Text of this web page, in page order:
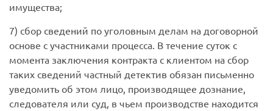
имущества;
7) сбор сведений по уголовным делам на договорной
основе с участниками процесса. В течение суток с
момента заключения контракта с клиентом на сбор
таких сведений частный детектив обязан письменно
уведомить об этом лицо, производящее дознание,
следователя или суд, в чьем производстве находится